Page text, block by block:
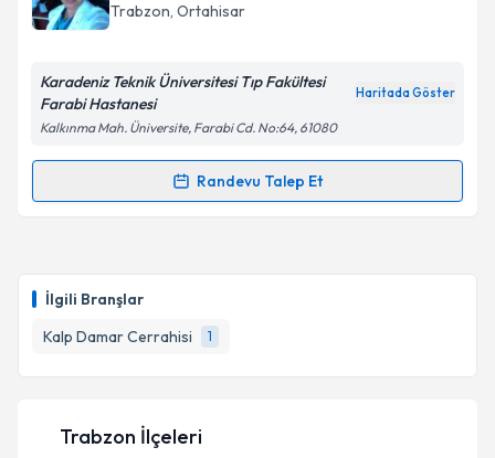
İlgili Branşlar
Kalp Damar Cerrahisi
1
Trabzon, Ortahisar
Karadeniz Teknik Üniversitesi Tıp Fakültesi
Farabi Hastanesi
Haritada Göster
Kalkınma Mah. Üniversite, Farabi Cd. No:64, 61080
Randevu Talep Et
Randevu Takvimi Talebi
takvim hazırlandığında e-posta ile bilgilendireceğiz.
E-posta Adresiniz
Trabzon İlçeleri